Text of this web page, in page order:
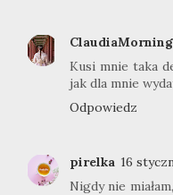
Kusi mnie taka
jak dla mnie
Odpowiedz
pirelka 16
Nigdy nie